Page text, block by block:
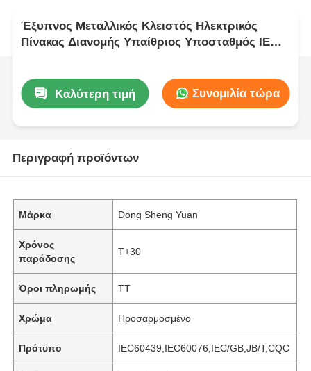
Έξυπνος Μεταλλικός Κλειστός Ηλεκτρικός
Πίνακας Διανομής Υπαίθριος Υποσταθμός IEC
Καλύτερη τιμή Συνομιλία τώρα
Περιγραφή προϊόντων
Μάρκα Dong Sheng Yuan
Χρόνος
παράδοσης
Τ+30
Όροι πληρωμής TT
Χρώμα Προσαρμοσμένο
Πρότυπο IEC60439,IEC60076,IEC/GB,JB/T,CQC